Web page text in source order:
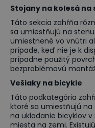
Stojany na kolesá na
Táto sekcia zahŕňa
sa umiestňujú na
umiestnené vo vnútri
prípade, keď nie je k
prípadne použitý
bezproblémovú
Vešiaky na bicykle
Táto podkategória
ktoré sa umiestňujú na
na ukladanie bicyklov
miesta na zemi.